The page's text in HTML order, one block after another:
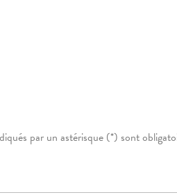
par un astérisque (*) sont